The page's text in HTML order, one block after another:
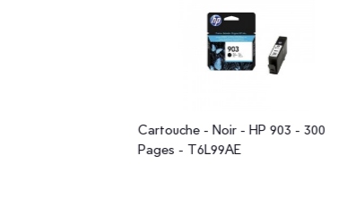
Cartouche - Noir - HP 903 - 300
Pages - T6L99AE